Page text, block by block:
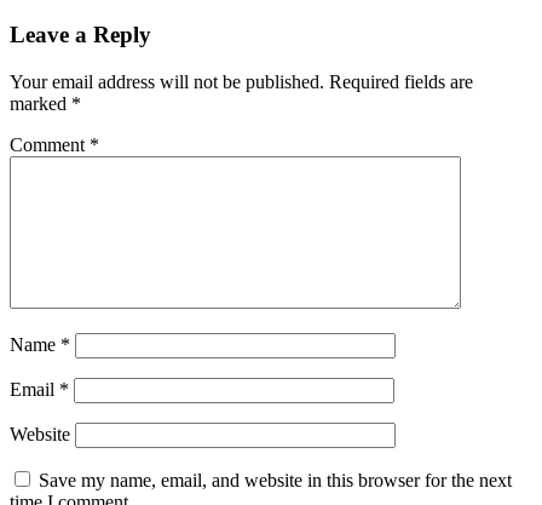
Leave a Reply
Your email address will not be published. Required fields are
marked *
Comment *
Name *
Email *
Website
Save my name, email, and website in this browser for the next